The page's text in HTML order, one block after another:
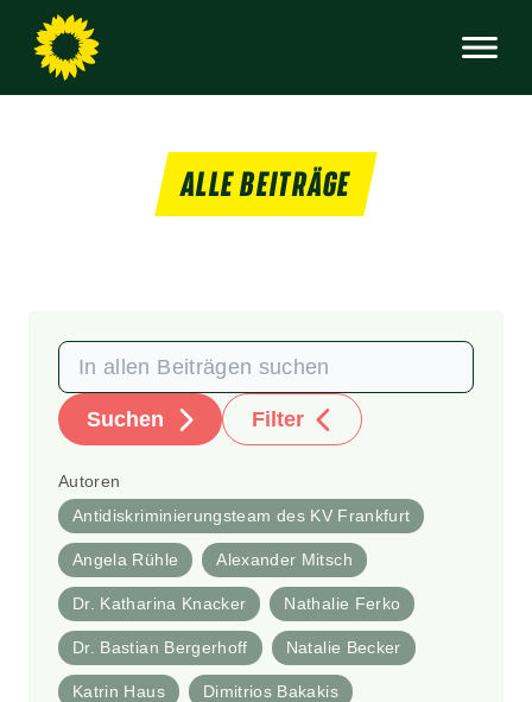
ALLE BEITRÄGE
Suchen Filter
Autoren
Antidiskriminierungsteam des KV Frankfurt
Angela Rühle Alexander Mitsch
Dr. Katharina Knacker Nathalie Ferko
Dr. Bastian Bergerhoff Natalie Becker
Katrin Haus Dimitrios Bakakis